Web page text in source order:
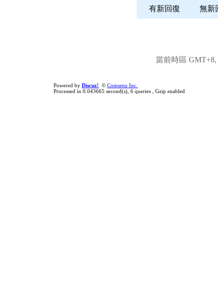
有新回復 無
當前時區 GMT+8,
Powered by Discuz! © Comsenz Inc.
Processed in 0.043665 second(s), 6 queries , Gzip enabled